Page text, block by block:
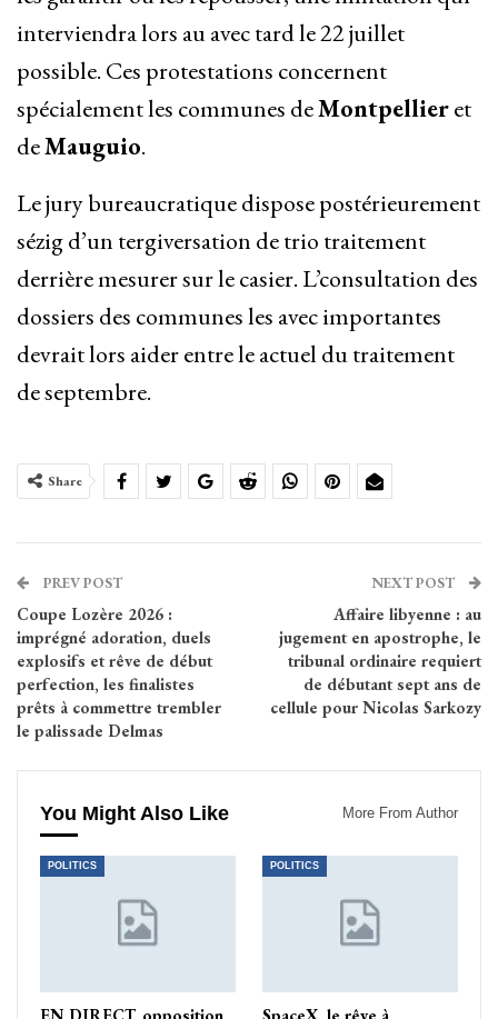
interviendra lors au avec tard le 22 juillet
possible. Ces protestations concernent
spécialement les communes deMontpellieret
deMauguio.
Le jury bureaucratique dispose postérieurement
sézig d’un tergiversation de trio traitement
derrière mesurer sur le casier. L’consultation des
dossiers des communes les avec importantes
devrait lors aider entre le actuel du traitement
de septembre.
Share
PREV POST
Coupe Lozère 2026 :
imprégné adoration, duels
explosifs et rêve de début
perfection, les finalistes
prêts à commettre trembler
le palissade Delmas
NEXT POST
Affaire libyenne : au
jugement en apostrophe, le
tribunal ordinaire requiert
de débutant sept ans de
cellule pour Nicolas Sarkozy
You Might Also Like More From Author
POLITICS POLITICS